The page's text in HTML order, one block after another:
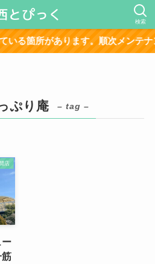
検索
箇所があります。順次メンテナン
ぷり庵 – tag –
開店